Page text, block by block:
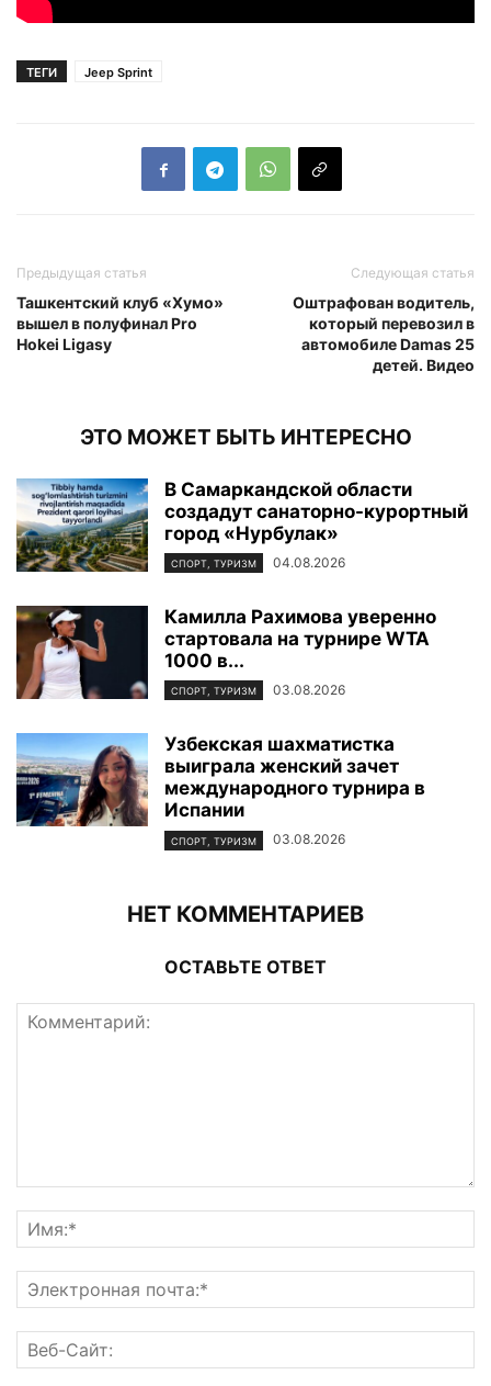
ТЕГИ Jeep Sprint
Предыдущая статья
Ташкентский клуб «Хумо»
вышел в полуфинал Pro
Hokei Ligasy
Следующая статья
Оштрафован водитель,
который перевозил в
автомобиле Damas 25
детей. Видео
ЭТО МОЖЕТ БЫТЬ ИНТЕРЕСНО
В Самаркандской области
создадут санаторно-курортный
город «Нурбулак»
СПОРТ, ТУРИЗМ 04.08.2026
Камилла Рахимова уверенно
стартовала на турнире WTA
1000 в...
СПОРТ, ТУРИЗМ 03.08.2026
Узбекская шахматистка
выиграла женский зачет
международного турнира в
Испании
СПОРТ, ТУРИЗМ 03.08.2026
НЕТ КОММЕНТАРИЕВ
ОСТАВЬТЕ ОТВЕТ